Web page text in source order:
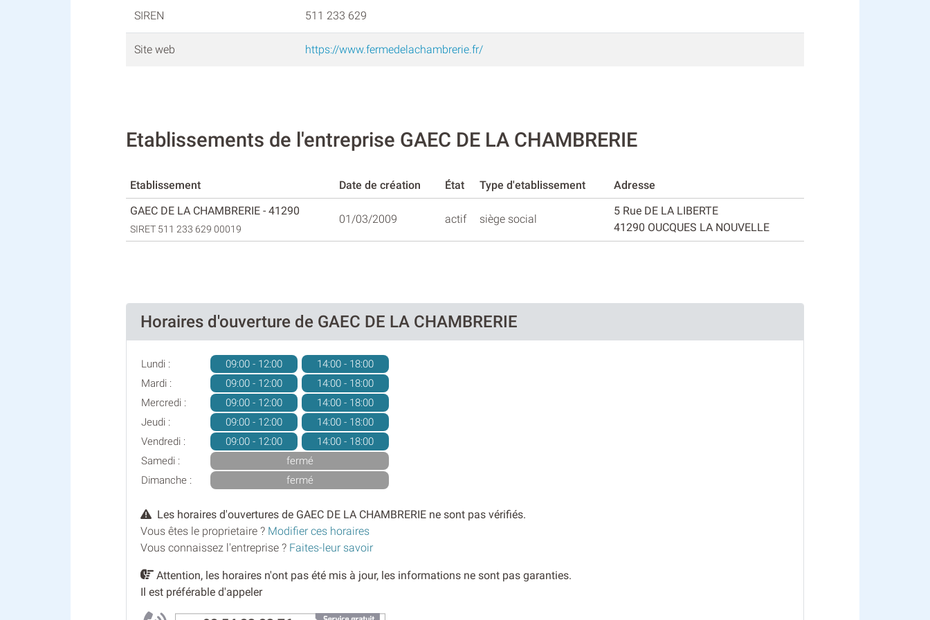
SIREN 511 233 629
Site web https://www.fermedelachambrerie.fr/
Etablissements de l'entreprise GAEC DE LA CHAMBRERIE
Etablissement Date de création État Type d'etablissement
Adresse
GAEC DE LA CHAMBRERIE - 41290
SIRET 511 233 629 00019
01/03/2009 actif siège social
5 Rue DE LA LIBERTE
41290 OUCQUES LA NOUVELLE
Horaires d'ouverture de GAEC DE LA CHAMBRERIE
Lundi : 09:00 - 12:00
14:00 - 18:00
Mardi :
09:00 - 12:00
14:00 - 18:00
Mercredi :
09:00 - 12:00
14:00 - 18:00
Jeudi :
09:00 - 12:00
14:00 - 18:00
Vendredi :
09:00 - 12:00
14:00 - 18:00
Samedi :
fermé
Dimanche :
fermé
Les horaires d'ouvertures de GAEC DE LA CHAMBRERIE ne sont pas vérifiés.
Vous êtes le proprietaire ? Modifier ces horaires
Vous connaissez l'entreprise ? Faites-leur savoir
Attention, les horaires n'ont pas été mis à jour, les informations ne sont pas garanties.
Il est préférable d'appeler